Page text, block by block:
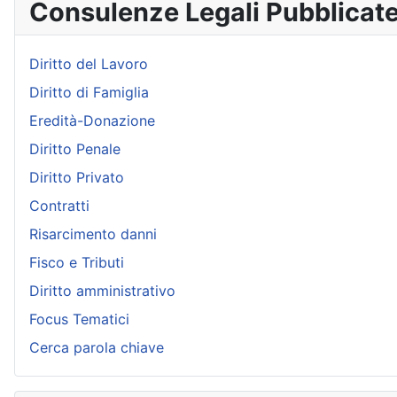
Consulenze Legali
Diritto del Lavoro
Diritto di Famiglia
Eredità-Donazione
Diritto Penale
Diritto Privato
Contratti
Risarcimento danni
Fisco e Tributi
Diritto amministrativo
Focus Tematici
Cerca parola chiave